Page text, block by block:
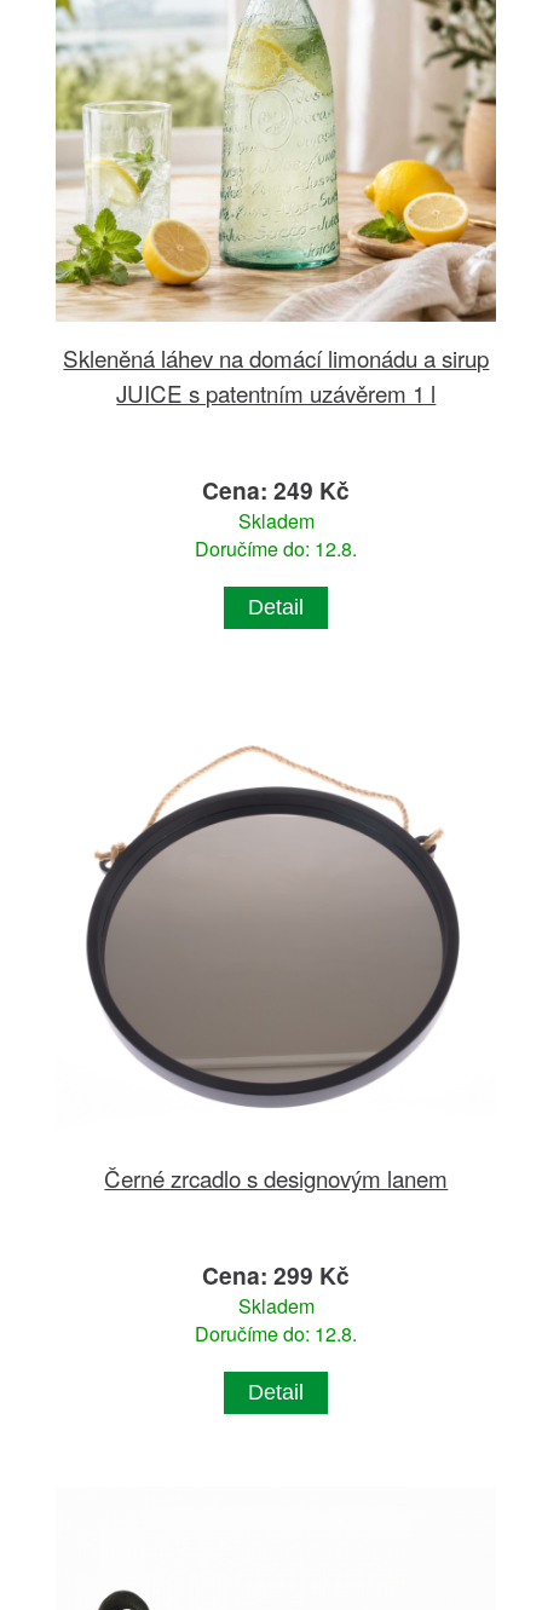
Skleněná láhev na domácí limonádu a sirup
JUICE s patentním uzávěrem 1 l
Cena: 249 Kč
Skladem
Doručíme do: 12.8.
Detail
Černé zrcadlo s designovým lanem
Cena: 299 Kč
Skladem
Doručíme do: 12.8.
Detail